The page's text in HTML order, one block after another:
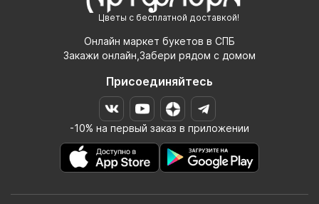
Цветы с бесплатной доставкой!
Онлайн маркет букетов в СПБ
Закажи онлайн,Забери рядом с домом
Присоединяйтесь
-10% на первый заказ в приложении